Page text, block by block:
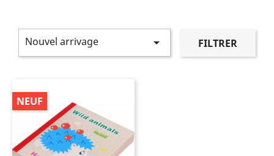
Nouvel arrivage  FILTRER
NEUF